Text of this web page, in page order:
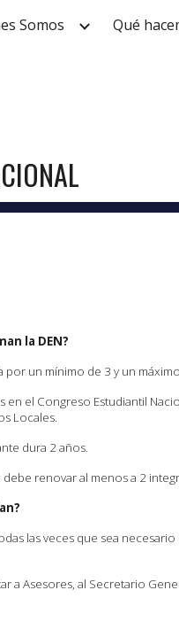
Skip to navigation
Somos Qué
la DEN?
por un mínimo de 3 y un
en el Congreso Estudiantil
Locales.
dura 2 años.
debe renovar al menos a 2
las veces que sea
a Asesores, al Secretario